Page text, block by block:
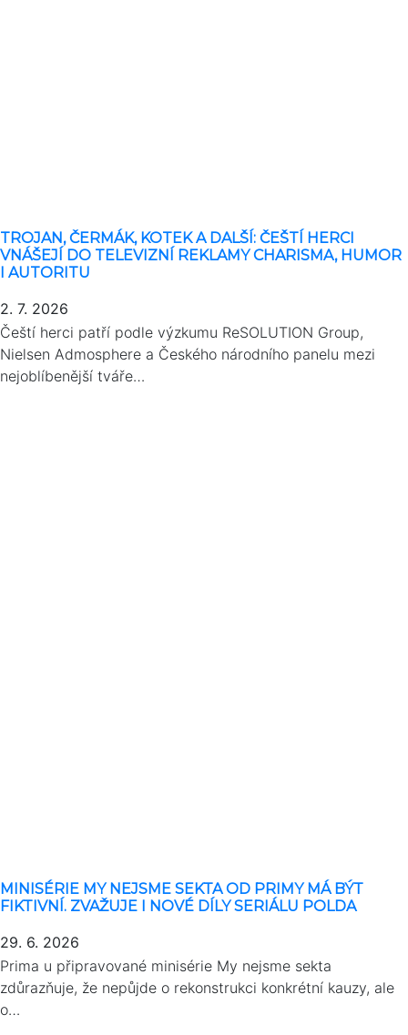
TROJAN, ČERMÁK, KOTEK A DALŠÍ: ČEŠTÍ HERCI
VNÁŠEJÍ DO TELEVIZNÍ REKLAMY CHARISMA, HUMOR
I AUTORITU
2. 7. 2026
Čeští herci patří podle výzkumu ReSOLUTION Group,
Nielsen Admosphere a Českého národního panelu mezi
nejoblíbenější tváře…
MINISÉRIE MY NEJSME SEKTA OD PRIMY MÁ BÝT
FIKTIVNÍ. ZVAŽUJE I NOVÉ DÍLY SERIÁLU POLDA
29. 6. 2026
Prima u připravované minisérie My nejsme sekta
zdůrazňuje, že nepůjde o rekonstrukci konkrétní kauzy, ale
o…